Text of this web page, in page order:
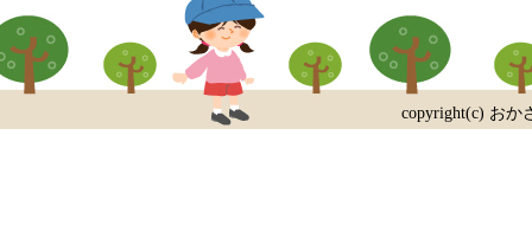
copyright(c) おか